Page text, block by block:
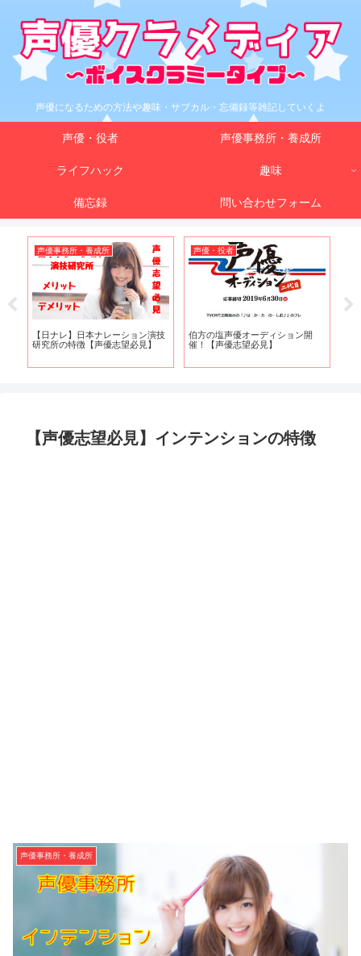
声優になるための方法や趣味・サブカル・忘備録等雑記していくよ
声優・役者 声優事務所・養成所
ライフハック 趣味
備忘録 問い合わせフォーム
声優事務所・養成所
【日ナレ】日本ナレーション演技
研究所の特徴【声優志望必見】
声優・役者
伯方の塩声優オーディション開
催！【声優志望必見】
【声優志望必見】インテンションの特徴
声優事務所・養成所